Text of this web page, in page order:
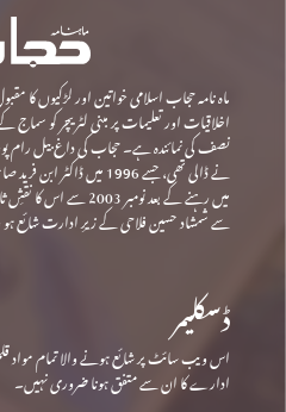
ماہ نامہ حجاب اسلامی خواتین اور لڑکیوں کا
اخلاقیات اور تعلیمات پر مبنی لٹریچر کو
نے ڈالی تھی، جسے 1996 میں
میں رہنے کے بعد نومبر
سے شمشاد حسین فلاحی کے زیرِ ادارت شائع
ڈسکلیمر
اس ویب سائٹ پر شائع ہونے والا تمام مواد
ادارے کا ان سے متفق ہونا ضروری نہیں۔